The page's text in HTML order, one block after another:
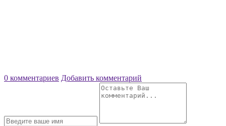
0 комментариев Добавить комментарий